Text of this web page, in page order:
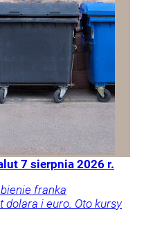
7 sierpnia 2026 r.
franka
dolara i euro. Oto kursy